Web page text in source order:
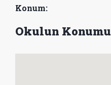
Konum:
Okulun Konumu